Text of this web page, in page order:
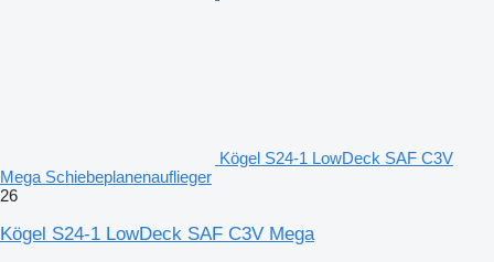
Kögel S24-1 LowDeck SAF C3V
Mega Schiebeplanenauflieger
26
Kögel S24-1 LowDeck SAF C3V Mega